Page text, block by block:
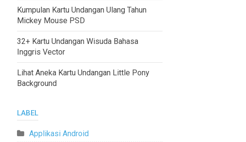
Kumpulan Kartu Undangan Ulang Tahun
Mickey Mouse PSD
32+ Kartu Undangan Wisuda Bahasa
Inggris Vector
Lihat Aneka Kartu Undangan Little Pony
Background
LABEL
Applikasi Android